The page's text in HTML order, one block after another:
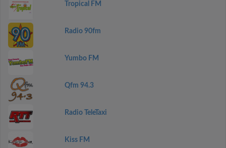
Tropical FM
Radio 90fm
Yumbo FM
Qfm 94.3
Radio TeleTaxi
Kiss FM